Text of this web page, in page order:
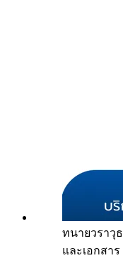
ทนายวราวุธ
และเอกสาร